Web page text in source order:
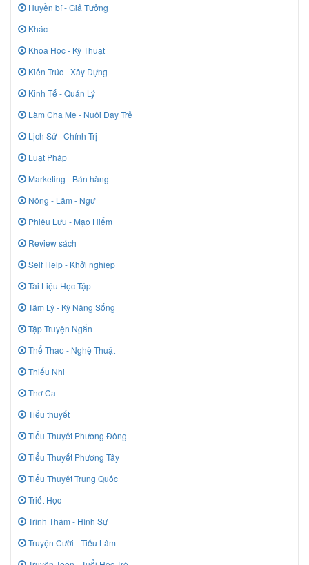
Huyền bí - Giả Tưởng
Khác
Khoa Học - Kỹ Thuật
Kiến Trúc - Xây Dựng
Kinh Tế - Quản Lý
Làm Cha Mẹ - Nuôi Dạy Trẻ
Lịch Sử - Chính Trị
Luật Pháp
Marketing - Bán hàng
Nông - Lâm - Ngư
Phiêu Lưu - Mạo Hiểm
Review sách
Self Help - Khởi nghiệp
Tài Liệu Học Tập
Tâm Lý - Kỹ Năng Sống
Tập Truyện Ngắn
Thể Thao - Nghệ Thuật
Thiếu Nhi
Thơ Ca
Tiểu thuyết
Tiểu Thuyết Phương Đông
Tiểu Thuyết Phương Tây
Tiểu Thuyết Trung Quốc
Triết Học
Trinh Thám - Hình Sự
Truyện Cười - Tiếu Lâm